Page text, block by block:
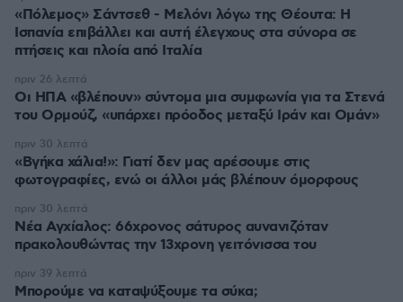
«Πόλεμος» Σάντσεθ - Μελόνι λόγω της Θέουτα: Η
Ισπανία επιβάλλει και αυτή έλεγχους στα σύνορα σε
πτήσεις και πλοία από Ιταλία
Οι ΗΠΑ «βλέπουν» σύντομα μια συμφωνία για τα Στενά
του Ορμούζ, «υπάρχει πρόοδος μεταξύ Ιράν και Ομάν»
πριν 26 λεπτά
«Βγήκα χάλια!»: Γιατί δεν μας αρέσουμε στις
φωτογραφίες, ενώ οι άλλοι μάς βλέπουν όμορφους
πριν 30 λεπτά
Νέα Αγχίαλος: 66χρονος σάτυρος αυνανιζόταν
πρακολουθώντας την 13χρονη γειτόνισσα του
πριν 30 λεπτά
Μπορούμε να καταψύξουμε τα σύκα;
πριν 39 λεπτά